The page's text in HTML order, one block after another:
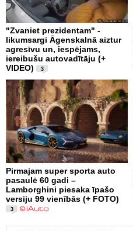
"Zvaniet prezidentam" -
likumsargi Āgenskalnā aiztur
agresīvu un, iespējams,
iereibušu autovadītāju (+
VIDEO)
3
Pirmajam super sporta auto
pasaulē 60 gadi –
Lamborghini piesaka īpašo
versiju 99 vienībās (+ FOTO)
3